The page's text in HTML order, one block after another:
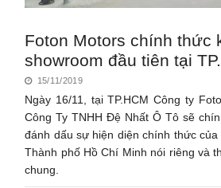
Foton Motors chính thức
showroom đầu tiên tại
15/11/2019
Ngày 16/11, tại TP.HCM Công ty
Công Ty TNHH Đệ Nhất Ô Tô sẽ
đánh dấu sự hiện diện chính thức
Thành phố Hồ Chí Minh nói riêng và
chung.